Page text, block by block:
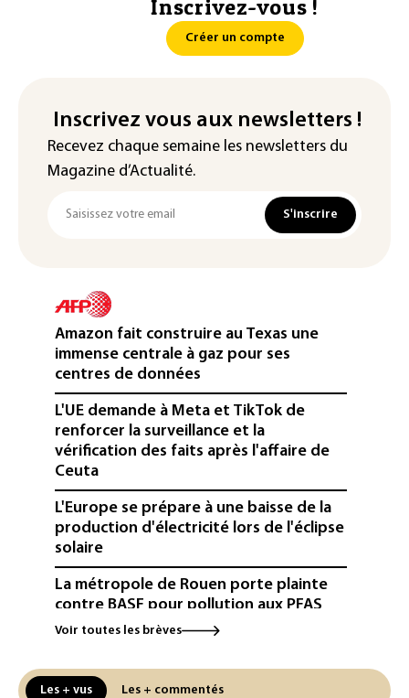
Inscrivez-vous !
Créer un compte
Inscrivez vous aux newsletters !
Recevez chaque semaine les newsletters du
Magazine d’Actualité.
S'inscrire
Amazon fait construire au Texas une
immense centrale à gaz pour ses
centres de données
L'UE demande à Meta et TikTok de
renforcer la surveillance et la
vérification des faits après l'affaire de
Ceuta
L'Europe se prépare à une baisse de la
production d'électricité lors de l'éclipse
solaire
La métropole de Rouen porte plainte
contre BASF pour pollution aux PFAS
Canicule: à l'arrêt depuis fin juillet, la
réseau
Voir toutes les brèves
Les + vus Les + commentés